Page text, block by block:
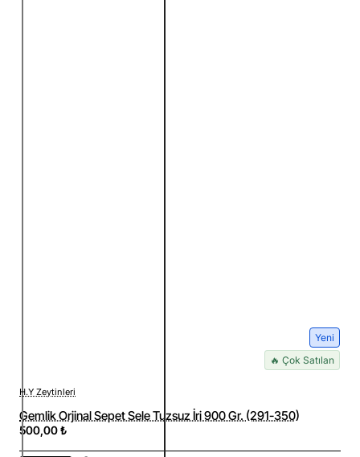
Yeni
🔥 Çok Satılan
H.Y Zeytinleri
Gemlik Orjinal Sepet Sele Tuzsuz İri 900 Gr. (291-350)
500,00 ₺